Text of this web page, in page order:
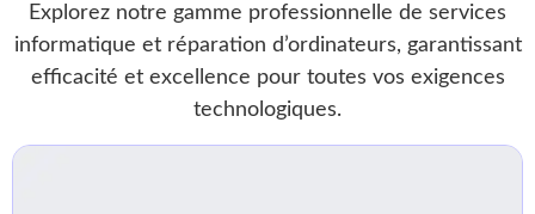
Explorez notre gamme professionnelle de services
informatique et réparation d’ordinateurs, garantissant
efficacité et excellence pour toutes vos exigences
technologiques.